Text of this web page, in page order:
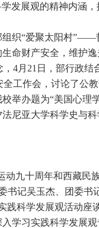
学发展观的精神内涵
织“爱聚太阳村”——
命财产安全，维护
4月21日，部行政
工作会，讨论了公教
举办题为“美国心理
尼亚大学科学史与
动九十周年和西藏民
书记吴玉杰、团委书
践科学发展观活动座
学习实践科学发展